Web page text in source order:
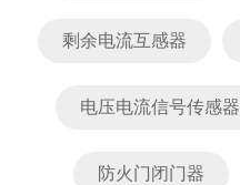
剩余电流互感器
电压电流信号传感器
防火门闭门器